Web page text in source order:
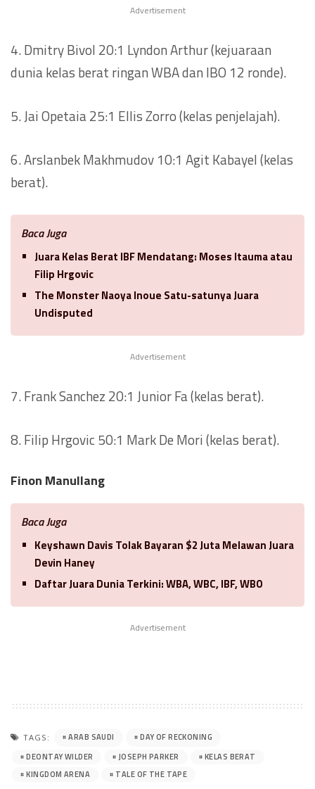
Advertisement
4. Dmitry Bivol 20:1 Lyndon Arthur (kejuaraan
dunia kelas berat ringan WBA dan IBO 12 ronde).
5. Jai Opetaia 25:1 Ellis Zorro (kelas penjelajah).
6. Arslanbek Makhmudov 10:1 Agit Kabayel (kelas
berat).
Baca Juga
Juara Kelas Berat IBF Mendatang: Moses Itauma atau
Filip Hrgovic
The Monster Naoya Inoue Satu-satunya Juara
Undisputed
Advertisement
7. Frank Sanchez 20:1 Junior Fa (kelas berat).
8. Filip Hrgovic 50:1 Mark De Mori (kelas berat).
Finon Manullang
Baca Juga
Keyshawn Davis Tolak Bayaran $2 Juta Melawan Juara
Devin Haney
Daftar Juara Dunia Terkini: WBA, WBC, IBF, WBO
Advertisement
TAGS: ARAB SAUDI
DAY OF RECKONING
DEONTAY WILDER
JOSEPH PARKER
KELAS BERAT
KINGDOM ARENA
TALE OF THE TAPE